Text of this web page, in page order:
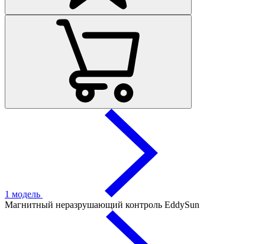
1 модель
Магнитный неразрушающий контроль EddySun